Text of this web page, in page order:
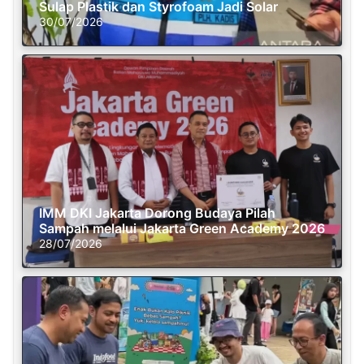
Sulap Plastik dan Styrofoam Jadi Solar
30/07/2026
IMM DKI Jakarta Dorong Budaya Pilah
Sampah melalui Jakarta Green Academy 2026
28/07/2026